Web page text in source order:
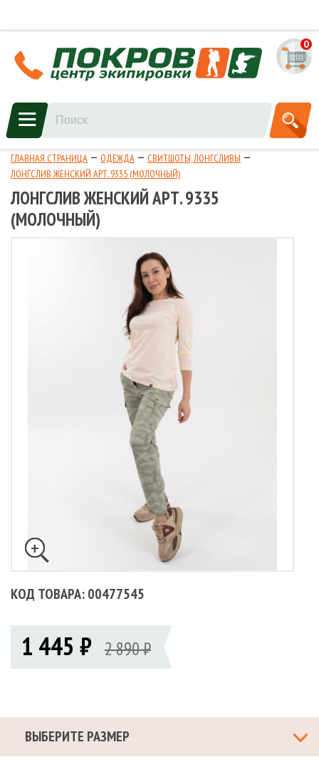
0
ГЛАВНАЯ СТРАНИЦА ОДЕЖДА
СВИТШОТЫ, ЛОНГСЛИВЫ
ЛОНГСЛИВ ЖЕНСКИЙ АРТ. 9335 (МОЛОЧНЫЙ)
ЛОНГСЛИВ ЖЕНСКИЙ АРТ. 9335
(МОЛОЧНЫЙ)
КОД ТОВАРА: 00477545
1 445 ₽ 2 890 ₽
ВЫБЕРИТЕ РАЗМЕР